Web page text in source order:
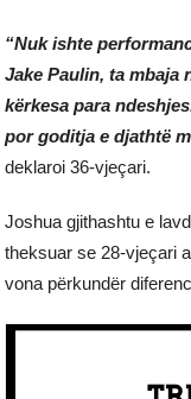
“Nuk ishte
Jake Paulin, ta mbaja
kërkesa para
por goditja e djathtë
deklaroi 36-vjeçari.
Joshua gjithashtu e
theksuar se 28-vjeçari
vona përkundër